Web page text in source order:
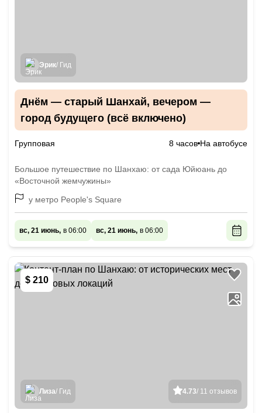
Эрик/ Гид
Днём — старый Шанхай, вечером —
город будущего (всё включено)
Групповая 8 часов На автобусе
Большое путешествие по Шанхаю: от сада Юйюань до
«Восточной жемчужины»
у метро People's Square
вс, 21 июнь, в 06:00 вс, 21 июнь, в 06:00
$ 210
4.73/ 11 отзывов
Лиза/ Гид